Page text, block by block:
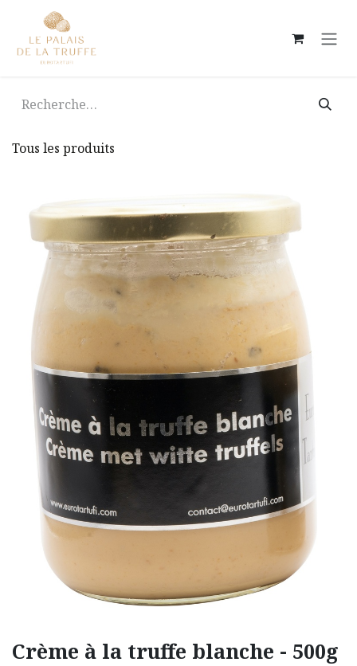
Se rendre au contenu
Tous les produits
Crème à la truffe blanche - 500g